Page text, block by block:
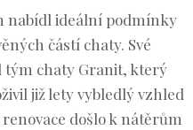
nabídl ideální podmínky
částí chaty. Své
tým chaty Granit, který
již lety vybledlý vzhled
došlo k nátěrům